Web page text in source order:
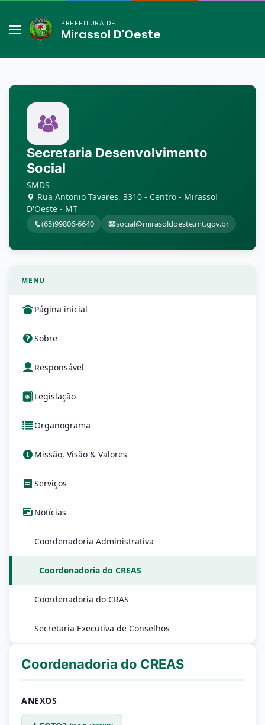
PREFEITURA DE
Mirassol D'Oeste
Secretaria Desenvolvimento
Social
SMDS
Rua Antonio Tavares, 3310 - Centro - Mirassol
D'Oeste - MT
(65)99806-6640 social@mirasoldoeste.mt.gov.br
MENU
Página inicial
Sobre
Responsável
Legislação
Organograma
Missão, Visão & Valores
Serviços
Notícias
Coordenadoria Administrativa
Coordenadoria do CREAS
Coordenadoria do CRAS
Secretaria Executiva de Conselhos
Coordenadoria do CREAS
ANEXOS